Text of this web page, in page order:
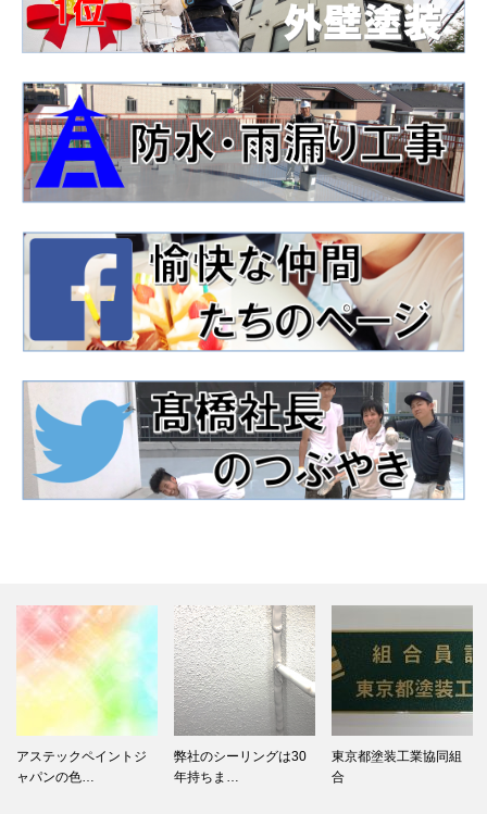
アステックペイントジ
ャパンの色…
弊社のシーリングは30
年持ちま…
東京都塗装工業協同組
合